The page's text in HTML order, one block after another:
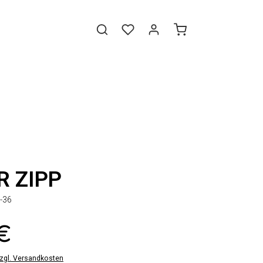
ZIPP
36
Versandkosten